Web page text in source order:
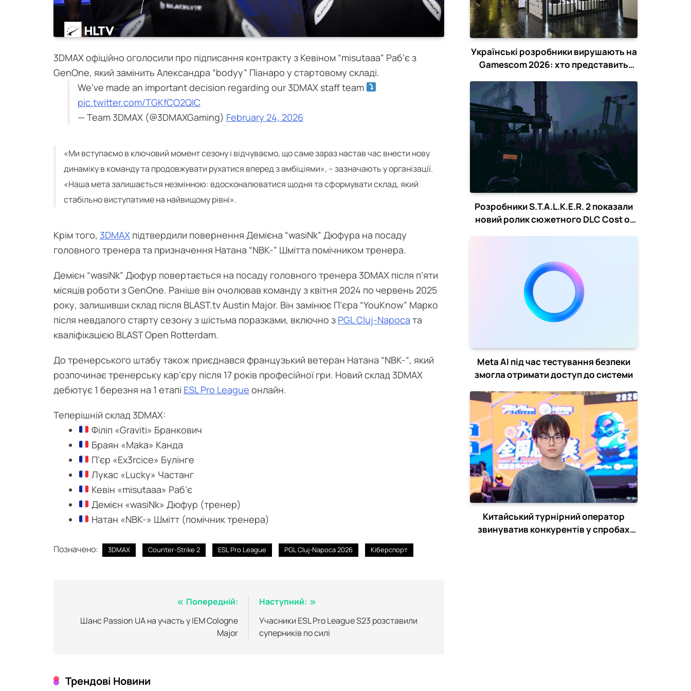
3DMAX офіційно оголосили про підписання контракту з Кевіном “misutaaa” Раб’є з
GenOne, який замінить Александра “bodyy” Піанаро у стартовому складі.
We’ve made an important decision regarding our 3DMAX staff team
pic.twitter.com/TGKfCO2QIC
— Team 3DMAX (@3DMAXGaming) February 24, 2026
«Ми вступаємо в ключовий момент сезону і відчуваємо, що саме зараз настав час внести нову
динаміку в команду та продовжувати рухатися вперед з амбіціями», – зазначають у організації.
«Наша мета залишається незмінною: вдосконалюватися щодня та сформувати склад, який
стабільно виступатиме на найвищому рівні».
Крім того, 3DMAX підтвердили повернення Демієна “wasiNk” Дюфура на посаду
головного тренера та призначення Натана “NBK-” Шмітта помічником тренера.
Демієн “wasiNk” Дюфур повертається на посаду головного тренера 3DMAX після п’яти
місяців роботи з GenOne. Раніше він очолював команду з квітня 2024 по червень 2025
року, залишивши склад після BLAST.tv Austin Major. Він замінює П’єра “YouKnow” Марко
після невдалого старту сезону з шістьма поразками, включно з PGL Cluj-Napoca та
кваліфікацією BLAST Open Rotterdam.
До тренерського штабу також приєднався французький ветеран Натана “NBK-“, який
розпочинає тренерську кар’єру після 17 років професійної гри. Новий склад 3DMAX
дебютує 1 березня на 1 етапі ESL Pro League онлайн.
Теперішній склад 3DMAX:
Філіп «Graviti» Бранкович
Браян «Maka» Канда
П’єр «Ex3rcice» Булінге
Лукас «Lucky» Частанг
Кевін «misutaaa» Раб’є
Демієн «wasiNk» Дюфур (тренер)
Натан «NBK-» Шмітт (помічник тренера)
Позначено: 3DMAX Counter-Strike 2 ESL Pro League PGL Cluj-Napoca 2026 Кіберспорт
записів
Попередній:
Шанс Passion UA на участь у IEM Cologne
Major
Наступний:
Учасники ESL Pro League S23 розставили
суперників по силі
Трендові Новини
Українські розробники вирушають на
Gamescom 2026: хто представить
Розробники S.T.A.L.K.E.R. 2 показали
новий ролик сюжетного DLC Cost of
Meta AI під час тестування безпеки
змогла отримати доступ до системи
Китайський турнірний оператор
звинуватив конкурентів у спробах